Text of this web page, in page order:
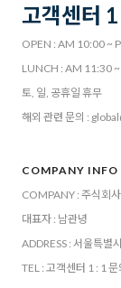
고객센터
OPEN : AM 10:00 ~
LUNCH : AM 11:30
토, 일, 공휴일 휴무
해외 관련 문의 :
COMPANY INFO
COMPANY : 주식회
대표자 : 남관녕
ADDRESS : 서울특별
TEL : 고객센터 1 : 1